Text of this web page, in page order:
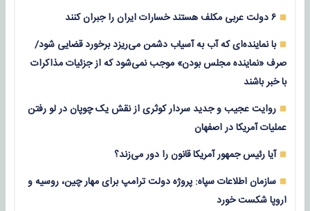
۶ دولت عربی مکلف هستند خسارات ایران را جبران کنند
با نماینده‌ای که آب به آسیاب دشمن می‌ریزد برخورد قضایی شود/
صرف «نماینده مجلس بودن» موجب نمی‌شود که از جزئیات مذاکرات
با خبر باشند
روایت عجیب و جدید سردار کوثری از نقش یک چوپان در لو رفتن
عملیات آمریکا در اصفهان
آیا رئیس جمهور آمریکا قانون را دور می‌زند؟
سازمان اطلاعات سپاه: پروژه دولت ترامپ برای مهار چین، روسیه و
اروپا شکست خورد